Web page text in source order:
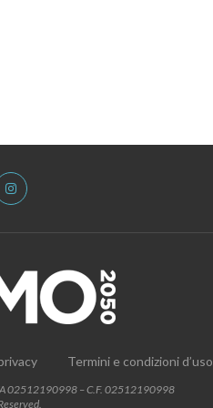
Termini e condizioni d’uso
02512190998 – C.F. 02512190998